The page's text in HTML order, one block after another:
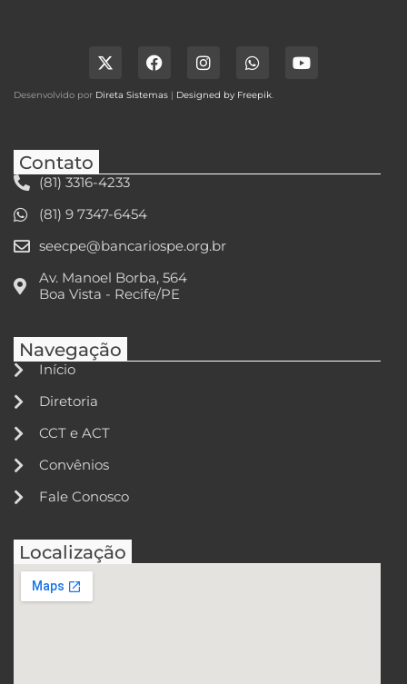
Desenvolvido por Direta Sistemas | Designed by Freepik.
Contato
(81) 3316-4233
(81) 9 7347-6454
seecpe@bancariospe.org.br
Av. Manoel Borba, 564
Boa Vista - Recife/PE
Navegação
Início
Diretoria
CCT e ACT
Convênios
Fale Conosco
Localização